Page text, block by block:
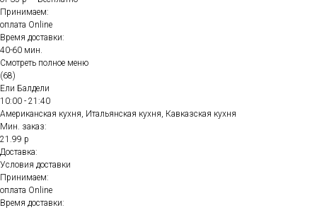
Принимаем:
оплата Online
Время доставки:
40-60 мин.
Смотреть полное меню
(68)
Ели Балдели
10:00 - 21:40
Американская кухня, Итальянская кухня, Кавказская кухня
Мин. заказ:
21.99 р
Доставка:
Условия доставки
Принимаем:
оплата Online
Время доставки: